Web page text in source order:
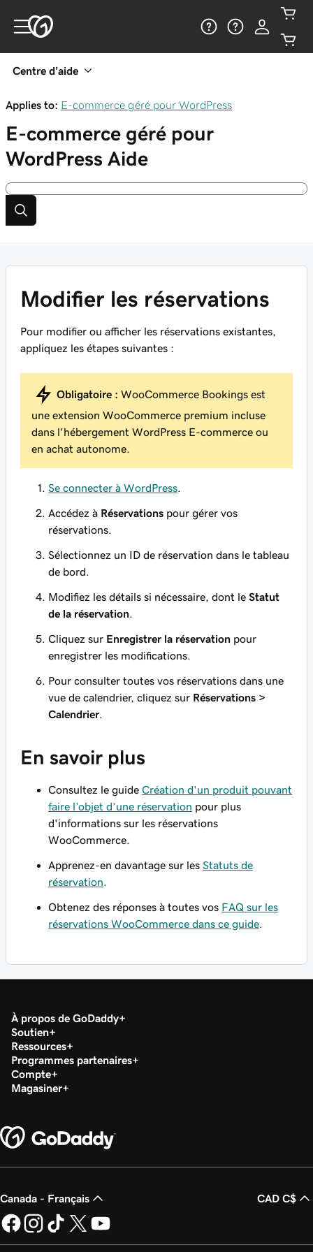
Centre d’aide
Applies to: E-commerce géré pour WordPress
E-commerce géré pour
WordPress Aide
Modifier les réservations
Pour modifier ou afficher les réservations existantes,
appliquez les étapes suivantes :
Obligatoire : WooCommerce Bookings est
une extension WooCommerce premium incluse
dans l'hébergement WordPress E-commerce ou
en achat autonome.
Se connecter à WordPress
Accédez à Réservations pour gérer vos
réservations.
Sélectionnez un ID de réservation dans le tableau
de bord.
Modifiez les détails si nécessaire, dont le Statut
de la réservation
Cliquez sur Enregistrer la réservation pour
enregistrer les modifications.
Pour consulter toutes vos réservations dans une
vue de calendrier, cliquez sur Réservations >
Calendrier
En savoir plus
Consultez le guide Création d'un produit pouvant
faire l’objet d’une réservation pour plus
d'informations sur les réservations
WooCommerce.
Apprenez-en davantage sur les Statuts de
réservation
Obtenez des réponses à toutes vos FAQ sur les
réservations WooCommerce dans ce guide
À propos de GoDaddy
Soutien
Ressources
Programmes partenaires
Compte
Magasiner
Canada - Français CAD C$